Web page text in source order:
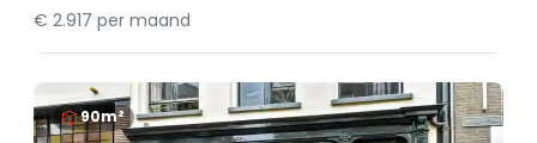
€ 2.917 per maand
90m²